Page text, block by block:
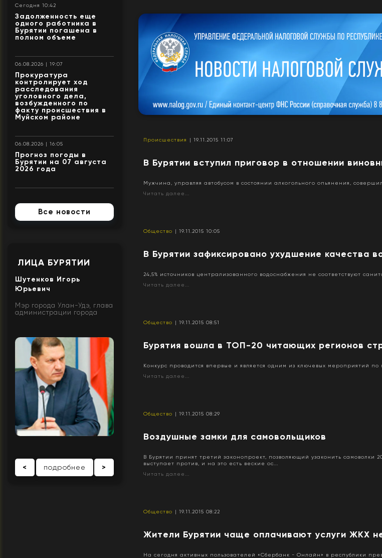
Сегодня 10:42
Задолженность еще
одного работника в
Бурятии погашена в
полном объеме
06.08.2026 | 19:07
Прокуратура
контролирует ход
расследования
уголовного дела,
возбужденного по
факту происшествия в
Муйском районе
06.08.2026 | 16:05
Прогноз погоды в
Бурятии на 07 августа
2026 года
Все новости
ЛИЦА БУРЯТИИ
Шутенков Игорь
Юрьевич
Мэр города Улан-Удэ, глава
администрации города
< подробнее >
Происшествия | 19.11.2015 11:07
В Бурятии вступил приговор в отношении
Мужчина, управляя автобусом в состоянии алкогольного опьянения,
Читать далее...
Общество | 19.11.2015 10:05
В Бурятии зафиксировано ухудшение качества
24,5% источников централизованного водоснабжения не соответствуют
Читать далее...
Общество | 19.11.2015 08:51
Бурятия вошла в ТОП-20 читающих регионов
Конкурс проводится впервые и является одним из ключевых мероприятий
Читать далее...
Общество | 19.11.2015 08:29
Воздушные замки для самовольщиков
В Бурятии принят третий законопроект, позволяющий узаконить самоволки
выступает против, и на это есть веские ос...
Читать далее...
Общество | 19.11.2015 08:22
​Жители Бурятии чаще оплачивают услуги ЖКХ
На сегодня активных пользователей «Сбербанк - Онлайн» в республики